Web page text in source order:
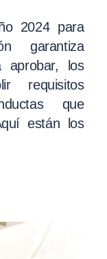
2024 para
garantiza
aprobar, los
requisitos
que
están los